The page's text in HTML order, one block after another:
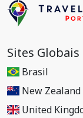
Sites Globais
Brasil
New Zealand
United